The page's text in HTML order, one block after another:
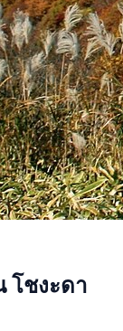
โชงะดา